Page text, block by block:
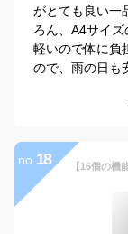
がとても良い一
ろん、A4サイズ
軽いので体に負
ので、雨の日も
no. 18